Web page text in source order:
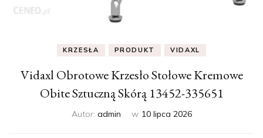
KRZESŁA PRODUKT VIDAXL
Vidaxl Obrotowe Krzesło Stołowe Kremowe
Obite Sztuczną Skórą 13452-335651
Autor: admin w 10 lipca 2026